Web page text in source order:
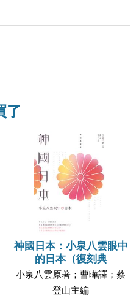
了
神國日本：小泉八雲眼中
的日本（復刻典
小泉八雲原著；曹曄譯；蔡
登山主編